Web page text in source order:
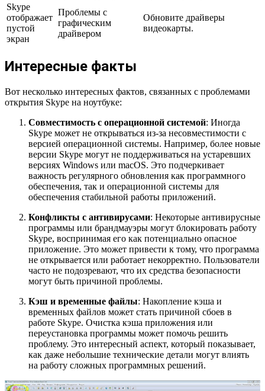
Skype
отображает
пустой
экран
Проблемы с
графическим
драйвером
Обновите драйверы
видеокарты.
Интересные факты
Вот несколько интересных фактов, связанных с проблемами
открытия Skype на ноутбуке:
Совместимость с операционной системой: Иногда
Skype может не открываться из-за несовместимости с
версией операционной системы. Например, более новые
версии Skype могут не поддерживаться на устаревших
версиях Windows или macOS. Это подчеркивает
важность регулярного обновления как программного
обеспечения, так и операционной системы для
обеспечения стабильной работы приложений.
Конфликты с антивирусами: Некоторые антивирусные
программы или брандмауэры могут блокировать работу
Skype, воспринимая его как потенциально опасное
приложение. Это может привести к тому, что программа
не открывается или работает некорректно. Пользователи
часто не подозревают, что их средства безопасности
могут быть причиной проблемы.
Кэш и временные файлы: Накопление кэша и
временных файлов может стать причиной сбоев в
работе Skype. Очистка кэша приложения или
переустановка программы может помочь решить
проблему. Это интересный аспект, который показывает,
как даже небольшие технические детали могут влиять
на работу сложных программных решений.